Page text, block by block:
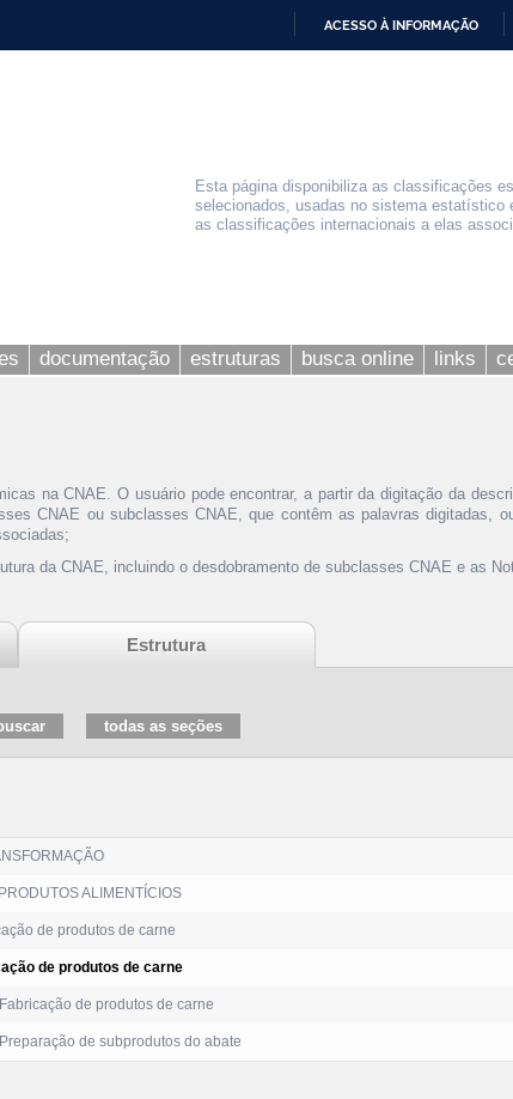
ACESSO À INFORMAÇÃO
Esta página disponibiliza as classificações
selecionados, usadas no sistema
as classificações internacionais a elas
documentação estruturas busca online links
na CNAE. O usuário pode encontrar, a partir da digitação da
CNAE ou subclasses CNAE, que contêm as palavras digitadas,
da CNAE, incluindo o desdobramento de subclasses CNAE e as
Estrutura
ALIMENTÍCIOS
de produtos de carne
de produtos de carne
Fabricação de produtos de carne
Preparação de subprodutos do abate